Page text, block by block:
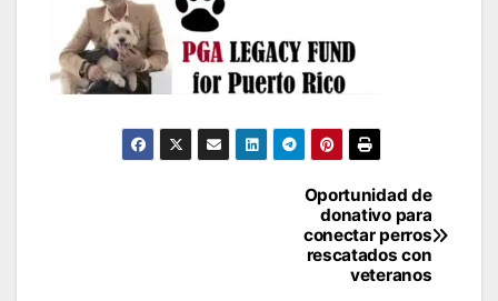
Oportunidad de
donativo para
conectar perros
rescatados con
veteranos